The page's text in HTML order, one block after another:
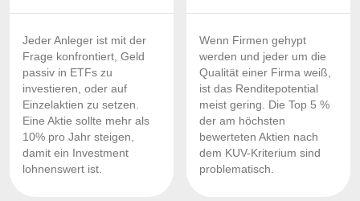
Jeder Anleger ist mit der
Frage konfrontiert, Geld
passiv in ETFs zu
investieren, oder auf
Einzelaktien zu setzen.
Eine Aktie sollte mehr als
10% pro Jahr steigen,
damit ein Investment
lohnenswert ist.
Wenn Firmen gehypt
werden und jeder um die
Qualität einer Firma weiß,
ist das Renditepotential
meist gering. Die Top 5 %
der am höchsten
bewerteten Aktien nach
dem KUV-Kriterium sind
problematisch.